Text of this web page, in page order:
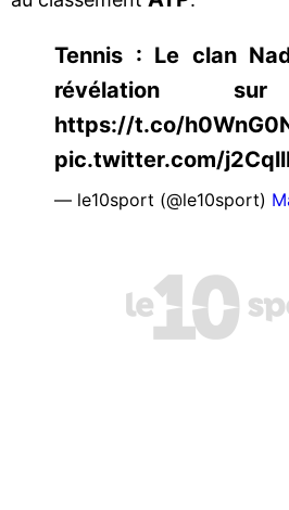
Tennis : Le clan
révélation sur
https://t.co/
pic.twitter.com/
— le10sport (@le10sport)